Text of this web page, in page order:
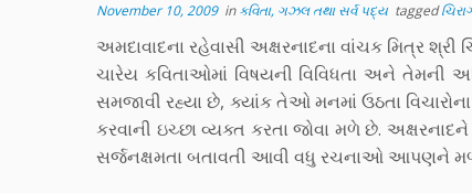
November 10, 2009inકવિતા, ગઝલ તથા સર્વ પદ્ય tagged
અમદાવાદના રહેવાસી અક્ષરનાદના વાંચક મિત્ર
ચારેય કવિતાઓમાં વિષયની વિવિધતા અને તેમની
સમજાવી રહ્યા છે, ક્યાંક તેઓ મનમાં ઉઠતા
કરવાની ઇચ્છા વ્યક્ત કરતા જોવા મળે છે.
સર્જનક્ષમતા બતાવતી આવી વધુ રચનાઓ આપણને